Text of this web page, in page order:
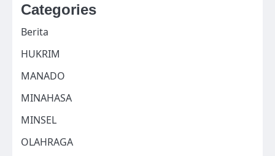
Categories
Berita
HUKRIM
MANADO
MINAHASA
MINSEL
OLAHRAGA